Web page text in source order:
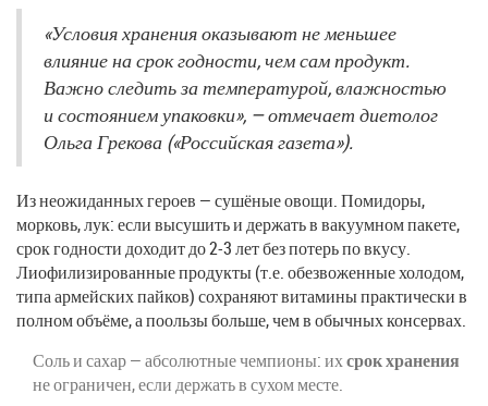
«Условия хранения оказывают не меньшее
влияние на срок годности, чем сам продукт.
Важно следить за температурой, влажностью
и состоянием упаковки», — отмечает диетолог
Ольга Грекова («Российская газета»).
Из неожиданных героев — сушёные овощи. Помидоры,
морковь, лук: если высушить и держать в вакуумном пакете,
срок годности доходит до 2-3 лет без потерь по вкусу.
Лиофилизированные продукты (т.е. обезвоженные холодом,
типа армейских пайков) сохраняют витамины практически в
полном объёме, а поользы больше, чем в обычных консервах.
Соль и сахар — абсолютные чемпионы: ихсрок хранения
не ограничен, если держать в сухом месте.